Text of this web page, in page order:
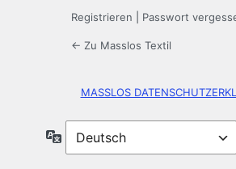
Registrieren Passwort
← Zu Masslos Textil
MASSLOS
Sprache